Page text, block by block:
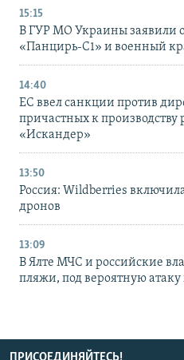
15:15
В ГУР МО Украины заявили
«Панцирь-С1» и военный
14:40
ЕС ввел санкции против
причастных к производству
«Искандер»
13:50
Россия: Wildberries
дронов
13:09
В Ялте МЧС и российские
пляжи, под вероятную